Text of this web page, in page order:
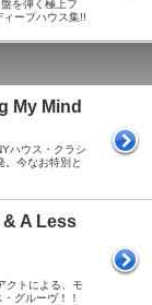
を弾く極上フ
ィープハウス集!!
My Mind
ハウス・クラシ
。今なお特別と
A Less
クトによる、モ
グルーヴ！！